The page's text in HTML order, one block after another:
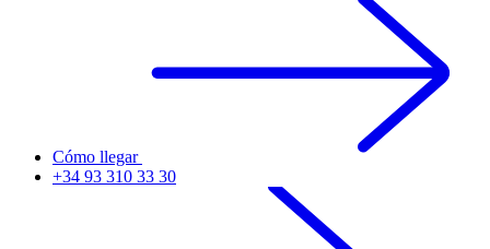
Cómo llegar
+34 93 310 33 30